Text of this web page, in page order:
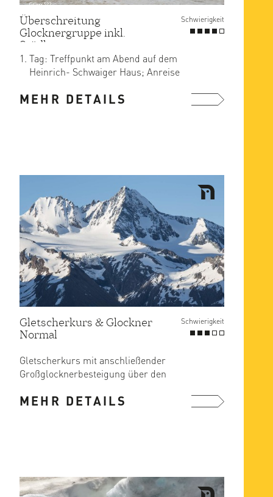
Überschreitung
Glocknergruppe inkl.
Stüdlgrat
Schwierigkeit
Tag: Treffpunkt am Abend auf dem
Heinrich- Schwaiger Haus; Anreise
MEHR DETAILS
Gletscherkurs & Glockner
Normal
Schwierigkeit
Gletscherkurs mit anschließender
Großglocknerbesteigung über den
MEHR DETAILS